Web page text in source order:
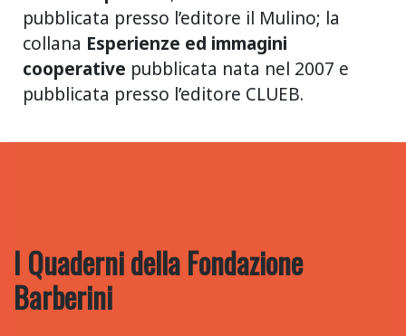
pubblicata presso l’editore il Mulino; la
collana Esperienze ed immagini
cooperative pubblicata nata nel 2007 e
pubblicata presso l’editore CLUEB.
I Quaderni della Fondazione
Barberini